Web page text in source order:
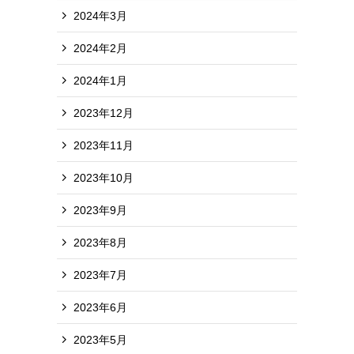
2024年3月
2024年2月
2024年1月
2023年12月
2023年11月
2023年10月
2023年9月
2023年8月
2023年7月
2023年6月
2023年5月